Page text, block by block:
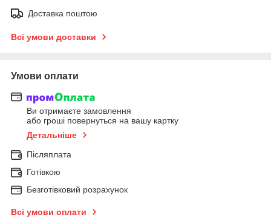
Доставка поштою
Всі умови доставки
Умови оплати
Ви отримаєте замовлення
або гроші повернуться на вашу картку
Детальніше
Післяплата
Готівкою
Безготівковий розрахунок
Всі умови оплати